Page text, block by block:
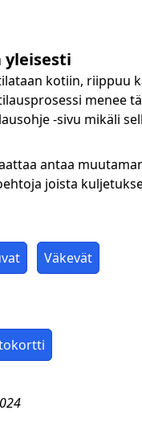
yleisesti
kotiin, riippuu
menee
-sivu mikäli
antaa
joista
Väkevät